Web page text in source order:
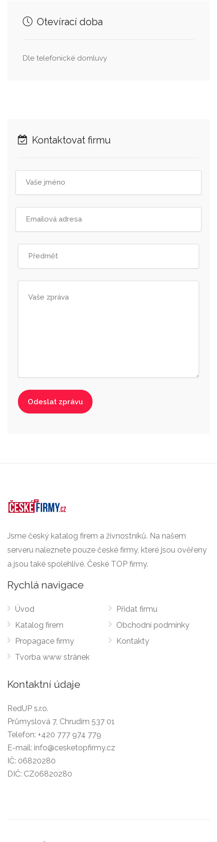
Otevírací doba
Dle telefonické domluvy
Kontaktovat firmu
Jsme český katalog firem a živnostníků. Na našem
serveru naleznete pouze české firmy, které jsou ověřeny
a jsou také spolehlivé. České TOP firmy.
Rychlá navigace
Úvod
Katalog firem
Propagace firmy
Tvorba www stránek
Přidat firmu
Obchodní podmínky
Kontakty
Kontaktní údaje
RedUP s.r.o.
Průmyslová 7, Chrudim 537 01
Telefon: +420 777 974 779
E-mail: info@cesketopfirmy.cz
IČ: 06820280
DIČ: CZ06820280